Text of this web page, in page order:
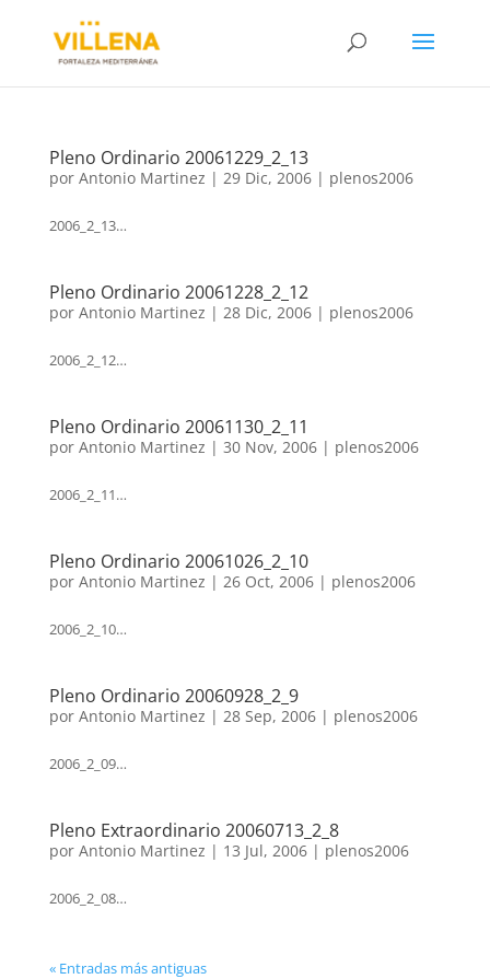
Pleno Ordinario 20061229_2_13
por Antonio Martinez | 29 Dic, 2006| plenos2006
2006_2_13…
Pleno Ordinario 20061228_2_12
por Antonio Martinez | 28 Dic, 2006| plenos2006
2006_2_12…
Pleno Ordinario 20061130_2_11
por Antonio Martinez | 30 Nov, 2006| plenos2006
2006_2_11…
Pleno Ordinario 20061026_2_10
por Antonio Martinez | 26 Oct, 2006| plenos2006
2006_2_10…
Pleno Ordinario 20060928_2_9
por Antonio Martinez | 28 Sep, 2006| plenos2006
2006_2_09…
Pleno Extraordinario 20060713_2_8
por Antonio Martinez | 13 Jul, 2006| plenos2006
2006_2_08…
« Entradas más antiguas